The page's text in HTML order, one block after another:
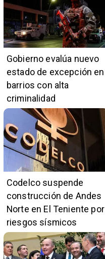
Gobierno evalúa nuevo
estado de excepción en
barrios con alta
criminalidad
Codelco suspende
construcción de Andes
Norte en El Teniente por
riesgos sísmicos